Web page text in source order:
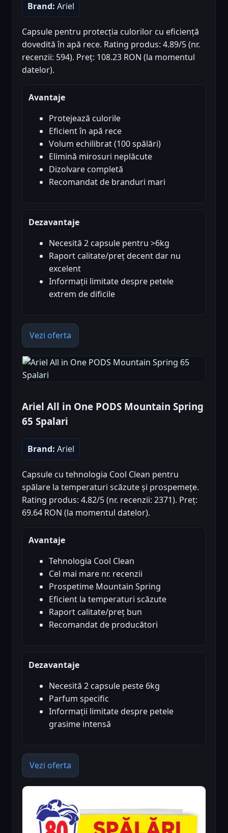
Brand: Ariel
Capsule pentru protecția culorilor cu eficiență
dovedită în apă rece. Rating produs: 4.89/5 (nr.
recenzii: 594). Preț: 108.23 RON (la momentul
datelor).
Avantaje
Protejează culorile
Eficient în apă rece
Volum echilibrat (100 spălări)
Elimină mirosuri neplăcute
Dizolvare completă
Recomandat de branduri mari
Dezavantaje
Necesită 2 capsule pentru >6kg
Raport calitate/preț decent dar nu
excelent
Informații limitate despre petele
extrem de dificile
Vezi oferta
Ariel All in One PODS Mountain Spring
65 Spalari
Brand: Ariel
Capsule cu tehnologia Cool Clean pentru
spălare la temperaturi scăzute și prospemețe.
Rating produs: 4.82/5 (nr. recenzii: 2371). Preț:
69.64 RON (la momentul datelor).
Avantaje
Tehnologia Cool Clean
Cel mai mare nr. recenzii
Prospetime Mountain Spring
Eficient la temperaturi scăzute
Raport calitate/preț bun
Recomandat de producători
Dezavantaje
Necesită 2 capsule peste 6kg
Parfum specific
Informații limitate despre petele
grasime intensă
Vezi oferta